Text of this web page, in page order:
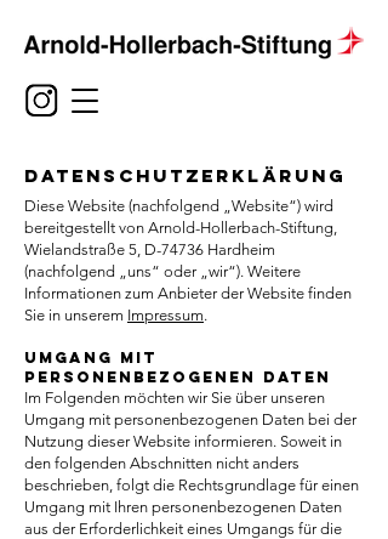
DATENSCHUTZERKLÄRUNG
Diese Website (nachfolgend „Website“) wird
bereitgestellt von Arnold-Hollerbach-Stiftung,
Wielandstraße 5, D-74736 Hardheim
(nachfolgend „uns“ oder „wir“). Weitere
Informationen zum Anbieter der Website finden
Sie in unserem Impressum.
Umgang mit
personenbezogenen Daten
Im Folgenden möchten wir Sie über unseren
Umgang mit personenbezogenen Daten bei der
Nutzung dieser Website informieren. Soweit in
den folgenden Abschnitten nicht anders
beschrieben, folgt die Rechtsgrundlage für einen
Umgang mit Ihren personenbezogenen Daten
aus der Erforderlichkeit eines Umgangs für die